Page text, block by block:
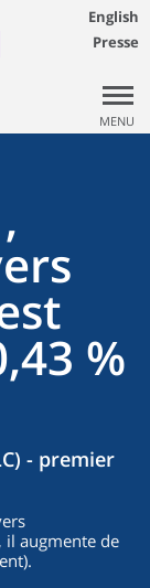
English
Presse
MENU
%
- premier
il augmente de